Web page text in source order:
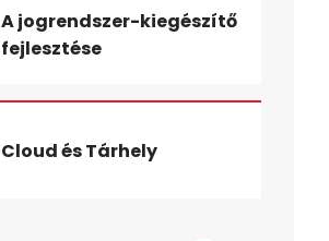
A jogrendszer-kiegészítő
fejlesztése
Cloud és Tárhely